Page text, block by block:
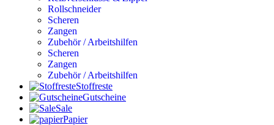
Rollschneider
Scheren
Zangen
Zubehör / Arbeitshilfen
Scheren
Zangen
Zubehör / Arbeitshilfen
Stoffreste
Gutscheine
Sale
Papier